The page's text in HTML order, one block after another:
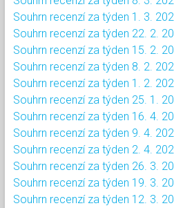
Souhrn recenzí za týden 1. 3.
Souhrn recenzí za týden 22. 2.
Souhrn recenzí za týden 15. 2.
Souhrn recenzí za týden 8. 2.
Souhrn recenzí za týden 1. 2.
Souhrn recenzí za týden 25. 1.
Souhrn recenzí za týden 16. 4.
Souhrn recenzí za týden 9. 4.
Souhrn recenzí za týden 2. 4.
Souhrn recenzí za týden 26. 3.
Souhrn recenzí za týden 19. 3.
Souhrn recenzí za týden 12. 3.